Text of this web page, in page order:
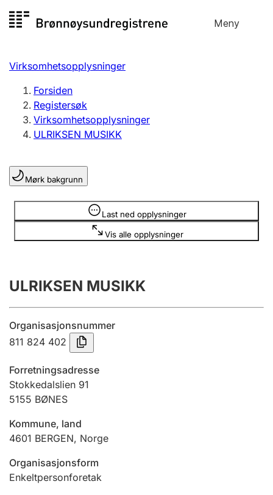
til
Meny
Registersøk
Aksjeselskap
Enkeltpersonforetak
Registrere, endre, slette
Lag og forening
Registrere, endre, slette
Årsregnskap
Innsending og forsinkelsesgebyr
Tinglysing
Jeger
Ektepaktveileder
Virksomhetsopplysninger
Forsiden
Registersøk
Virksomhetsopplysninger
ULRIKSEN MUSIKK
Mørk bakgrunn
Last ned opplysninger
Vis alle opplysninger
Opplysninger er skjult
ULRIKSEN MUSIKK
Organisasjonsnummer
811 824 402
Forretningsadresse
Stokkedalslien 91
5155 BØNES
Kommune, land
4601 BERGEN, Norge
Organisasjonsform
Enkeltpersonforetak